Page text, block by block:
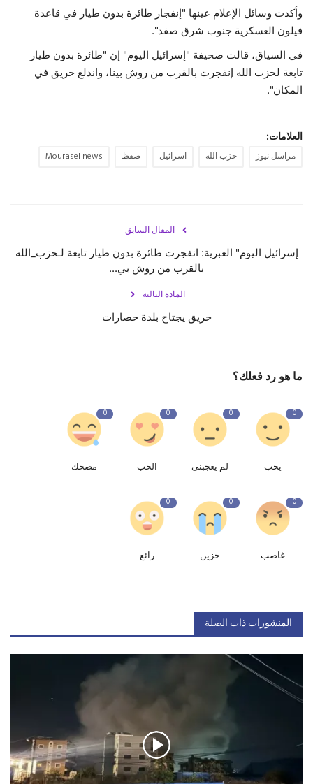
وأكدت وسائل الإعلام عينها "إنفجار طائرة بدون طيار في قاعدة
فيلون العسكرية جنوب شرق صفد".
في السياق، قالت صحيفة "إسرائيل اليوم" إن "طائرة بدون طيار
تابعة لحزب الله إنفجرت بالقرب من روش بينا، واندلع حريق في
المكان".
العلامات:
مراسل نيوز حزب الله اسرائيل صفظ Mourasel news
المقال السابق
إسرائيل اليوم" العبرية: انفجرت طائرة بدون طيار تابعة لـحزب_الله
بالقرب من روش بي...
المادة التالية
حريق يجتاح بلدة حصارات
ما هو رد فعلك؟
0
يحب
0
لم يعجبنى
0
الحب
0
مضحك
0
غاضب
0
حزين
0
رائع
المنشورات ذات الصلة